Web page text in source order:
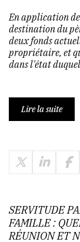
En application
destination du
deux fonds
propriétaire, et
dans l'état
Lire la suite
SERVITUDE
FAMILLE :
RÉUNION ET